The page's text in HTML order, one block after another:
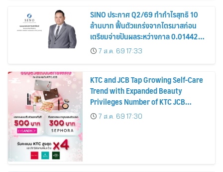
SINO ประกาศ Q2/69 ทำกำไรสุทธิ 10
ล้านบาท ฟื้นตัวแกร่งจากไตรมาสก่อน
เตรียมจ่ายปันผลระหว่างกาล 0.014423
บาทต่อหุ้น ครึ่งปีหลังมุ่งเติบโตต่อเนื่อง
7 ส.ค. 69 17:33
KTC and JCB Tap Growing Self-Care
Trend with Expanded Beauty
Privileges Number of KTC JCB
Cardmembers Spending on
Cosmetics Rises 26%
7 ส.ค. 69 17:30